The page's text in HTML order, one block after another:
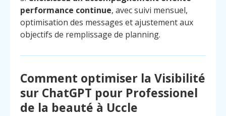
performance continue, avec suivi mensuel,
optimisation des messages et ajustement aux
objectifs de remplissage de planning.
Comment optimiser la Visibilité
sur ChatGPT pour Professionel
de la beauté à Uccle